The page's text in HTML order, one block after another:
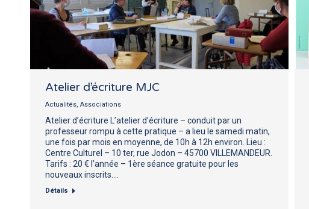
Atelier d’écriture MJC
Actualités Associations
Atelier d’écriture L’atelier d’écriture – conduit par un
professeur rompu à cette pratique – a lieu le samedi matin,
une fois par mois en moyenne, de 10h à 12h environ. Lieu :
Centre Culturel – 10 ter, rue Jodon – 45700 VILLEMANDEUR.
Tarifs : 20 € l’année – 1ère séance gratuite pour les
nouveaux inscrits.…
Détails